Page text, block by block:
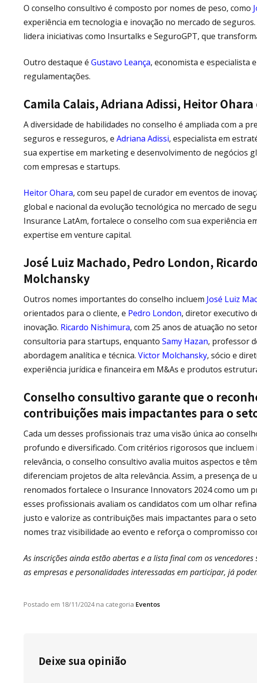
O conselho consultivo é composto por nomes de peso, como
experiência em tecnologia e inovação no mercado de
lidera iniciativas como Insurtalks e SeguroGPT, que
Outro destaque é Gustavo Leança, economista e especialista
regulamentações.
Camila Calais, Adriana Adissi, Heitor
A diversidade de habilidades no conselho é ampliada com a
seguros e resseguros, e Adriana Adissi, especialista em
sua expertise em marketing e desenvolvimento de negócios
com empresas e startups.
Heitor Ohara, com seu papel de curador em eventos de
global e nacional da evolução tecnológica no mercado de
Insurance LatAm, fortalece o conselho com sua experiência
expertise em venture capital.
José Luiz Machado, Pedro London,
Molchansky
Outros nomes importantes do conselho incluem José Luiz
orientados para o cliente, e Pedro London, diretor executivo
inovação. Ricardo Nishimura, com 25 anos de atuação no
consultoria para startups, enquanto Samy Hazan, professor
abordagem analítica e técnica. Victor Molchansky, sócio e
experiência jurídica e financeira em M&As e produtos
Conselho consultivo garante que o
contribuições mais impactantes para o
Cada um desses profissionais traz uma visão única ao
profundo e diversificado. Com critérios rigorosos que
relevância, o conselho consultivo avalia muitos aspectos e
diferenciam projetos de alta relevância. Assim, a presença
renomados fortalece o Insurance Innovators 2024 como um
esses profissionais avaliam os candidatos com um olhar
justo e valorize as contribuições mais impactantes para o
nomes traz visibilidade ao evento e reforça o compromisso
As inscrições ainda estão abertas e a lista final com os
as empresas e personalidades interessadas em participar, já
Postado em 18/11/2024na categoria Eventos
Deixe sua opinião